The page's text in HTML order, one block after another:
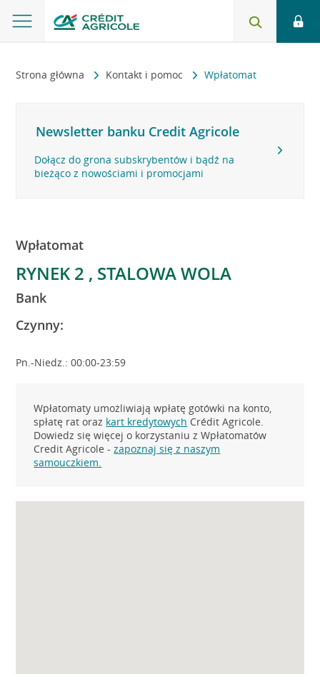
Strona główna Kontakt i pomoc Wpłatomat
Newsletter banku Credit Agricole
Dołącz do grona subskrybentów i bądź na
bieżąco z nowościami i promocjami
Wpłatomat
RYNEK 2 , STALOWA WOLA
Bank
Czynny:
Pn.-Niedz.: 00:00-23:59
Wpłatomaty umożliwiają wpłatę gotówki na konto,
spłatę rat oraz kart kredytowych Crédit Agricole.
Dowiedz się więcej o korzystaniu z Wpłatomatów
Credit Agricole -zapoznaj się z naszym
samouczkiem.